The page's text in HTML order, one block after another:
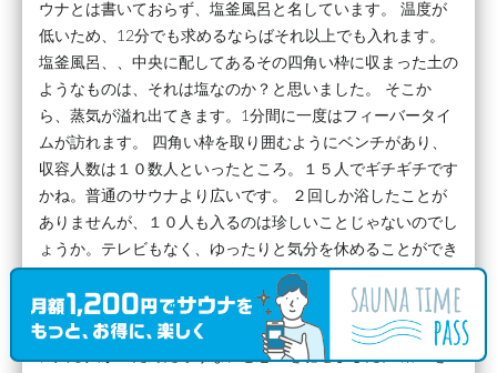
ウナとは書いておらず、塩釜風呂と名しています。 温度が
低いため、12分でも求めるならばそれ以上でも入れます。
塩釜風呂、、中央に配してあるその四角い枠に収まった土の
ようなものは、それは塩なのか？と思いました。 そこか
ら、蒸気が溢れ出てきます。1分間に一度はフィーバータイ
ムが訪れます。 四角い枠を取り囲むようにベンチがあり、
収容人数は１０数人といったところ。１５人でギチギチです
かね。普通のサウナより広いです。 ２回しか浴したことが
ありませんが、１０人も入るのは珍しいことじゃないのでし
ょうか。テレビもなく、ゆったりと気分を休めることができ
ます。 床に敷いてあるマットも浴室内もとても清潔です。
ドアが２つあります。１つは外にある水風呂に直結していま
すが、今は封鎖されています。やはり危ないし、汗を流さず
に入る人がいたんだろうな、と思いを馳せました。 浴室を